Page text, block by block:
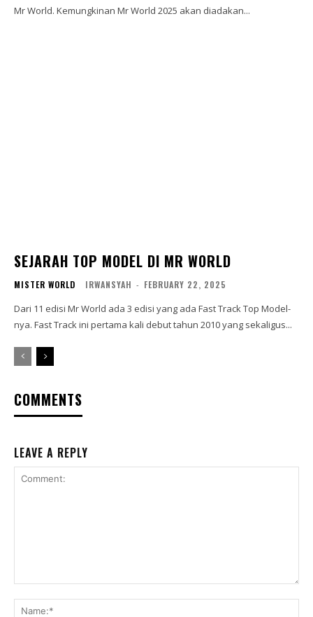
Mr World. Kemungkinan Mr World 2025 akan diadakan...
SEJARAH TOP MODEL DI MR WORLD
MISTER WORLD IRWANSYAH - FEBRUARY 22, 2025
Dari 11 edisi Mr World ada 3 edisi yang ada Fast Track Top Model-
nya. Fast Track ini pertama kali debut tahun 2010 yang sekaligus...
COMMENTS
LEAVE A REPLY